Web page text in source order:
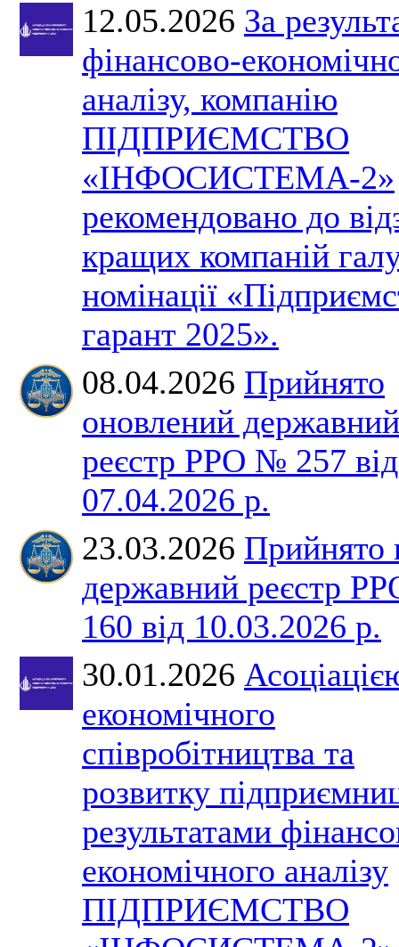
12.05.2026 За
фінансово-
аналізу, компанію
ПІДПРИЄМСТВО
«ІНФОСИСТЕМА-2»
рекомендовано до
кращих компаній
номінації
гарант 2025».
08.04.2026 Прийнято
оновлений державний
реєстр РРО № 257 від
07.04.2026 р.
23.03.2026 Прийнято
державний реєстр
160 від 10.03.2026 р.
30.01.2026
економічного
співробітництва та
розвитку
результатами
економічного аналізу
ПІДПРИЄМСТВО